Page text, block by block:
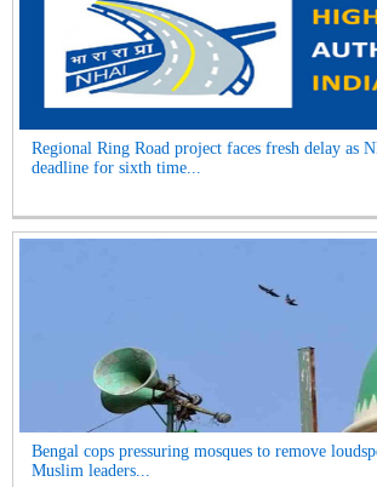
Regional Ring Road project faces fresh delay as
deadline for sixth time...
Bengal cops pressuring mosques to remove
Muslim leaders...